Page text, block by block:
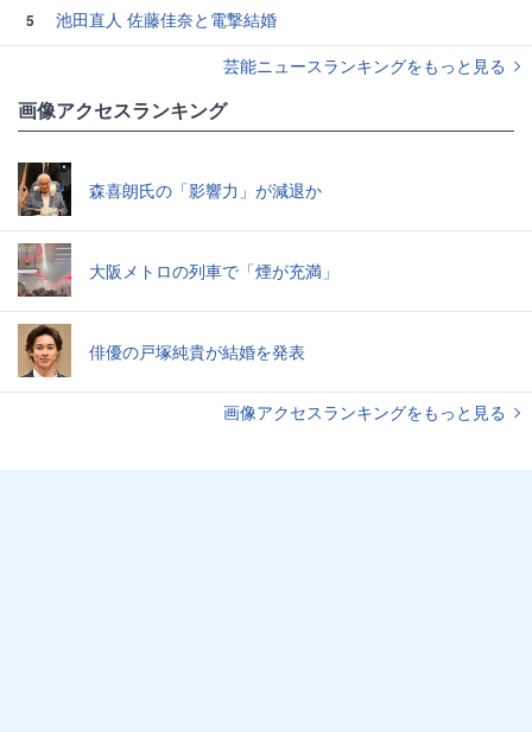
5
池田直人 佐藤佳奈と電撃結婚
芸能ニュースランキングをもっと見る
画像アクセスランキング
森喜朗氏の「影響力」が減退か
大阪メトロの列車で「煙が充満」
俳優の戸塚純貴が結婚を発表
画像アクセスランキングをもっと見る